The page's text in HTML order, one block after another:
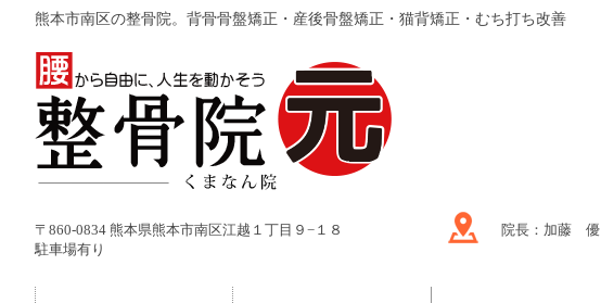
熊本市南区の整骨院。背骨骨盤矯正・産後骨盤矯正・猫背矯正・むち打ち改善
〒860-0834 熊本県熊本市南区江越１丁目９−１８
駐車場有り
院長：加藤 優